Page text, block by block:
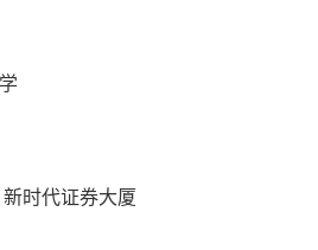
新时代证券大厦